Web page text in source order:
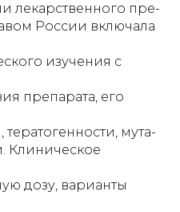
лекарственного пре-
России включала
изучения с
препарата, его
мута-
Клиническое
дозу, варианты